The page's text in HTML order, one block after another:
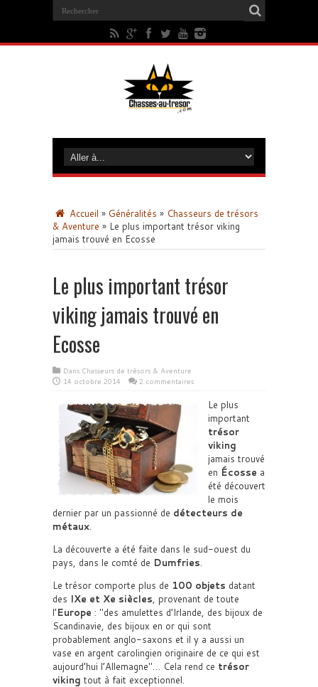
Accueil » Généralités » Chasseurs de trésors
& Aventure » Le plus important trésor viking
jamais trouvé en Ecosse
Le plus important trésor
viking jamais trouvé en
Ecosse
Dans Chasseurs de trésors & Aventure
14 octobre 2014
2 commentaires
Le plus
important
trésor
viking
jamais trouvé
en Écosse a
été découvert
le mois
dernier par un passionné de détecteurs de
métaux.
La découverte a été faite dans le sud-ouest du
pays, dans le comté de Dumfries.
Le trésor comporte plus de 100 objets datant
des IXe et Xe siècles, provenant de toute
l’Europe :
des amulettes d’Irlande, des bijoux de
Scandinavie, des bijoux en or qui sont
probablement anglo-saxons et il y a aussi un
vase en argent carolingien originaire de ce qui est
aujourd’hui l’Allemagne … Cela rend ce trésor
viking tout à fait exceptionnel.